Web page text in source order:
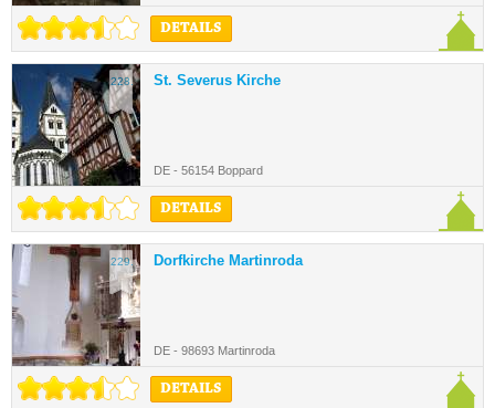
DETAILS
228. St. Severus Kirche
DE - 56154 Boppard
DETAILS
229. Dorfkirche Martinroda
DE - 98693 Martinroda
DETAILS